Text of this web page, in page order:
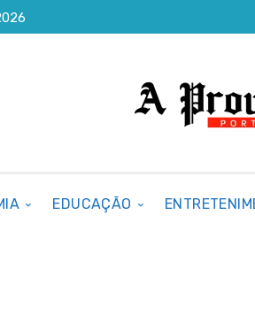
EDUCAÇÃO